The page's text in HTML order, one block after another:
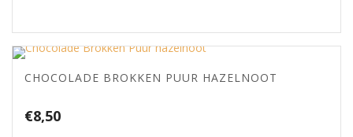
CHOCOLADE BROKKEN PUUR HAZELNOOT
€8,50